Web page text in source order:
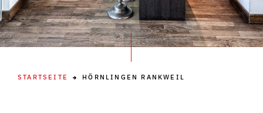
STARTSEITE HÖRNLINGEN RANKWEIL